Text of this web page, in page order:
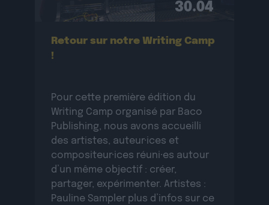
30.04
Retour sur notre Writing Camp
!
Pour cette première édition du
Writing Camp organisé par Baco
Publishing, nous avons accueilli
des artistes, auteur·ices et
compositeur·ices réuni·es autour
d’un même objectif : créer,
partager, expérimenter. Artistes :
Pauline Sampler plus d’infos sur ce